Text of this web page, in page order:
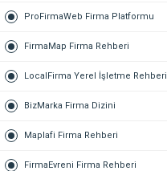
ProFirmaWeb Firma Platformu
FirmaMap Firma Rehberi
LocalFirma Yerel İşletme Rehberi
BizMarka Firma Dizini
Maplafi Firma Rehberi
FirmaEvreni Firma Rehberi